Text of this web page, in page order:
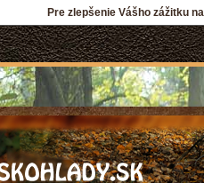
Pre zlepšenie Vášho zážitku